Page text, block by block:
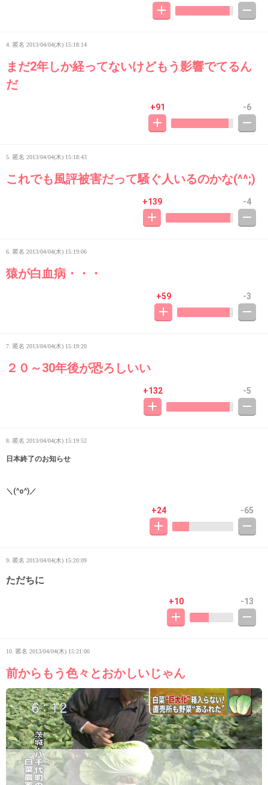
4. 匿名 2013/04/04(木) 15:18:14
まだ2年しか経ってないけどもう影響でてるん
だ
+91 -6
5. 匿名 2013/04/04(木) 15:18:43
これでも風評被害だって騒ぐ人いるのかな(^^;)
+139 -4
6. 匿名 2013/04/04(木) 15:19:06
猿が白血病・・・
+59 -3
7. 匿名 2013/04/04(木) 15:19:20
２０～30年後が恐ろしいい
+132 -5
8. 匿名 2013/04/04(木) 15:19:52
日本終了のお知らせ
＼(^o^)／
+24 -65
9. 匿名 2013/04/04(木) 15:20:09
ただちに
+10 -13
10. 匿名 2013/04/04(木) 15:21:00
前からもう色々とおかしいじゃん